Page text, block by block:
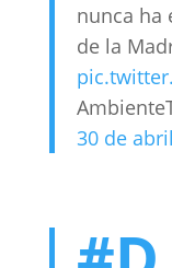
nunca ha
de la
30 de